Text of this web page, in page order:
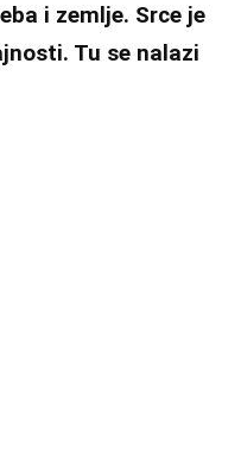
i zemlje. Srce je
Tu se nalazi